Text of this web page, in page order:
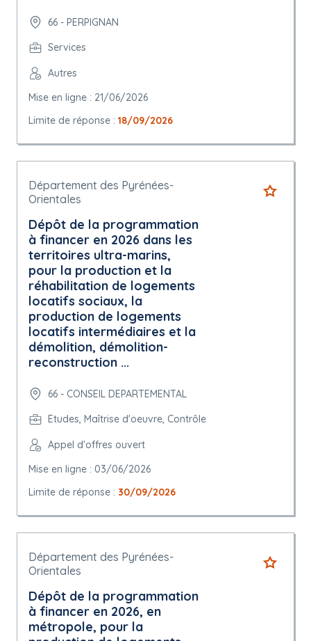
66 - PERPIGNAN
Services
Autres
Mise en ligne : 21/06/2026
Limite de réponse : 18/09/2026
Département des Pyrénées-
Orientales
Dépôt de la programmation
à financer en 2026 dans les
territoires ultra-marins,
pour la production et la
réhabilitation de logements
locatifs sociaux, la
production de logements
locatifs intermédiaires et la
démolition, démolition-
reconstruction ...
66 - CONSEIL DEPARTEMENTAL
Etudes, Maîtrise d'oeuvre, Contrôle
Appel d'offres ouvert
Mise en ligne : 03/06/2026
Limite de réponse : 30/09/2026
Département des Pyrénées-
Orientales
Dépôt de la programmation
à financer en 2026, en
métropole, pour la